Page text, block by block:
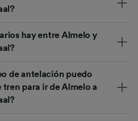
hay entre Almelo y
de antelación puedo
para ir de Almelo a